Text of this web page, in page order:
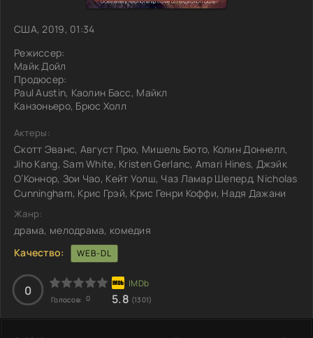
США, 2019, 01:34
Режиссер:
Майк Дойл
Продюсер:
Paul Austin, Каолин Басс, Майкл
Канзоньеро, Брюс Холл
Актеры:
Скотт Эванс, Август Прю, Мишель Бюто, Колин Доннелл,
Jiho Kang, Sam White, Kristen Gerlanc, Amari Hines, Джэйк
О’Коннор, Зои Чао, Кейт Уолш, Чаз Ламар Шеперд, Nicholas
Cunningham, Крис Грэй, Крис Генри Коффи, Надя Дажани
Жанр:
драма, мелодрама, комедия
Качество:
WEB-DL
0
Голосов: 0 5.8 (1301)